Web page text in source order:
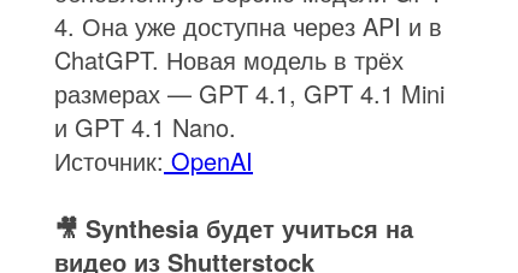
4. Она уже доступна через API и в
ChatGPT. Новая модель в трёх
размерах — GPT 4.1, GPT 4.1 Mini
и GPT 4.1 Nano.
Источник: OpenAI
🎥 Synthesia будет учиться на
видео из Shutterstock